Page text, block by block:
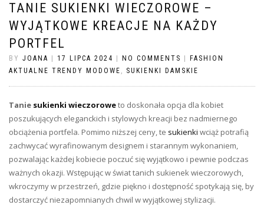
TANIE SUKIENKI WIECZOROWE –
WYJĄTKOWE KREACJE NA KAŻDY
PORTFEL
BY JOANA 17 LIPCA 2024 NO COMMENTS
FASHION
AKTUALNE TRENDY MODOWE , SUKIENKI DAMSKIE
Tanie sukienki wieczoroweto doskonała opcja dla kobiet
poszukujących eleganckich i stylowych kreacji bez nadmiernego
obciążenia portfela. Pomimo niższej ceny, te sukienki wciąż potrafią
zachwycać wyrafinowanym designem i starannym wykonaniem,
pozwalając każdej kobiecie poczuć się wyjątkowo i pewnie podczas
ważnych okazji. Wstępując w świat tanich sukienek wieczorowych,
wkroczymy w przestrzeń, gdzie piękno i dostępność spotykają się, by
dostarczyć niezapomnianych chwil w wyjątkowej stylizacji.